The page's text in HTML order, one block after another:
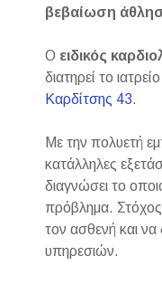
βεβαίωση
Ο ειδικός
διατηρεί το
Καρδίτσης 43.
Με την πολυετή
κατάλληλες
διαγνώσει το
πρόβλημα. Στόχος
τον ασθενή και να
υπηρεσιών.